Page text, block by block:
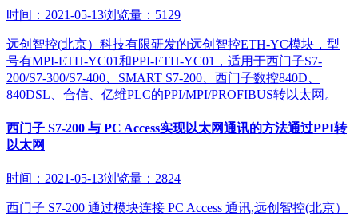
时间：2021-05-13浏览量：5129
远创智控(北京）科技有限研发的远创智控ETH-YC模块，型
号有MPI-ETH-YC01和PPI-ETH-YC01，适用于西门子S7-
200/S7-300/S7-400、SMART S7-200、西门子数控840D、
840DSL、合信、亿维PLC的PPI/MPI/PROFIBUS转以太网。
西门子 S7-200 与 PC Access实现以太网通讯的方法通过PPI转
以太网
时间：2021-05-13浏览量：2824
西门子 S7-200 通过模块连接 PC Access 通讯,远创智控(北京）